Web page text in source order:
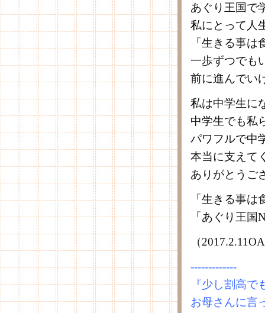
あぐり王国で
私にとって人
「生きる事
一歩ずつでも
前に進んでい
私は中学生に
中学生でも私
パワフルで中
本当に支えて
ありがとうご
「生きる事は
「あぐり王国
（
-------------
『少し割高
お母さんに言